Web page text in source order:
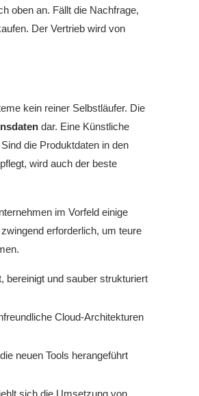
oben an. Fällt die Nachfrage,
Der Vertrieb wird von
kein reiner Selbstläufer. Die
dar. Eine Künstliche
die Produktdaten in den
wird auch der beste
im Vorfeld einige
erforderlich, um teure
bereinigt und sauber strukturiert
Cloud-Architekturen
neuen Tools herangeführt
sich die Umsetzung von